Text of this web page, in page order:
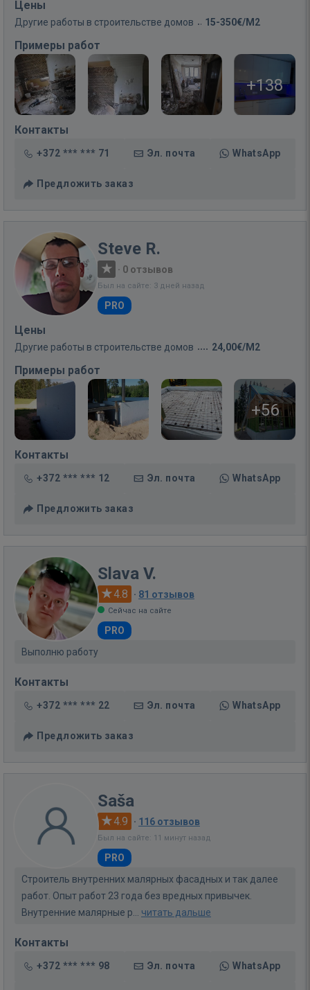
Цены
Другие работы в строительстве домов 15-350€/M2
Примеры работ
+138
Контакты
+372 *** *** 71 Эл. почта WhatsApp
Предложить заказ
Steve R.
· 0 отзывов
Был на сайте: 3 дней назад
PRO
Цены
Другие работы в строительстве домов 24,00€/M2
Примеры работ
+56
Контакты
+372 *** *** 12 Эл. почта WhatsApp
Предложить заказ
Slava V.
4.8 · 81 отзывов
Сейчас на сайте
PRO
Выполню работу
Контакты
+372 *** *** 22 Эл. почта WhatsApp
Предложить заказ
Saša
4.9 · 116 отзывов
Был на сайте: 11 минут назад
PRO
Строитель внутренних малярных фасадных и так далее
работ. Опыт работ 23 года без вредных привычек.
Внутренние малярные р... читать дальше
Контакты
+372 *** *** 98 Эл. почта WhatsApp